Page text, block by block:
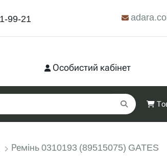
99-21
Особистий кабінет
Ремінь 0310193 (89515075) GATES